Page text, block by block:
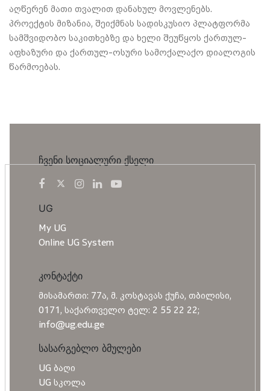
აღწერენ მათი თვალით დანახულ მოვლენებს.
პროექტის მიზანია, შეიქმნას სადისკუსიო პლატფორმა
სამშვიდობო საკითხებზე და ხელი შეუწყოს ქართულ-
აფხაზური და ქართულ-ოსური სამოქალაქო დიალოგის
წარმოებას.
ჩვენი სოციალური ქსელი
UG
My UG
Online UG System
კონტაქტი
მისამართი: 77ა, მ. კოსტავას ქუჩა, თბილისი,
0171, საქართველო ტელ: 2 55 22 22;
info@ug.edu.ge
სასარგებლო ბმულები
UG ბაღი
UG სკოლა